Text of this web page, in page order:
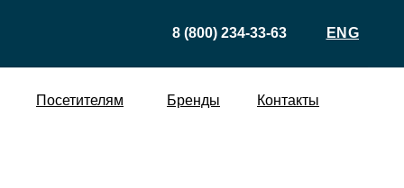
8 (800) 234-33-63 ENG
Посетителям Бренды Контакты